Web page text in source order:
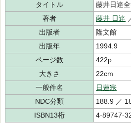
タイトル
藤井日達
著者
藤井 日達
出版者
隆文館
出版年
1994.9
ページ数
422p
大きさ
22cm
一般件名
日蓮宗
NDC分類
188.9 ／
ISBN13桁
4-89747-